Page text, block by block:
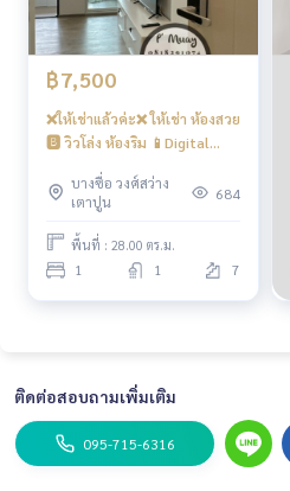
฿7,500
❌ให้เช่าแล้วค่ะ❌ ให้เช่า ห้องสวย
🅱️ วิวโล่ง ห้องริม 📱Digital
‼️คชฟฟ.ครบ📍มีเครื่องซักผ้า #รี
เจ้นท์โฮมบางซ่อน28 ❤️ค่าเช่า
7,500 บาท
บางซื่อ วงศ์สว่าง
เตาปูน
684
พื้นที่ : 28.00 ตร.ม.
1 1 7
ติดต่อสอบถามเพิ่มเติม
095-715-6316